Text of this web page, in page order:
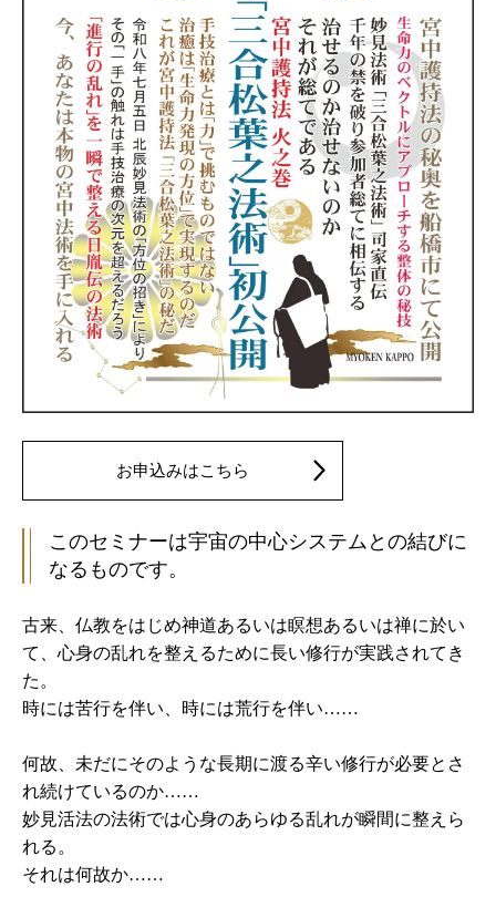
お申込みはこちら
このセミナーは宇宙の中心システムとの結びに
なるものです。
古来、仏教をはじめ神道あるいは瞑想あるいは禅に於い
て、心身の乱れを整えるために長い修行が実践されてき
た。
時には苦行を伴い、時には荒行を伴い……
何故、未だにそのような長期に渡る辛い修行が必要とさ
れ続けているのか……
妙見活法の法術では心身のあらゆる乱れが瞬間に整えら
れる。
それは何故か……